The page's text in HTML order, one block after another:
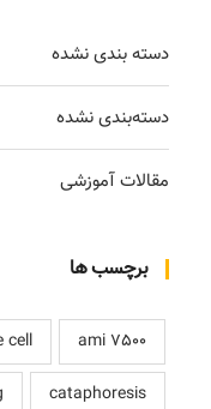
دسته بندی نشده
دسته‌بندی نشده
مقالات آموزشی
برچسب ها
ami 7500
cell
cataphoresis